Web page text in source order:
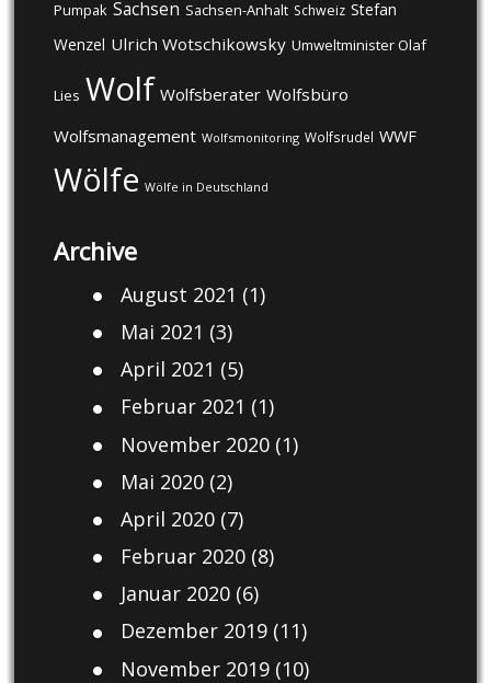
Pumpak Sachsen Sachsen-Anhalt Schweiz Stefan
Wenzel Ulrich Wotschikowsky Umweltminister Olaf
Lies Wolf Wolfsberater Wolfsbüro
Wolfsmanagement Wolfsmonitoring Wolfsrudel WWF
Wölfe Wölfe in Deutschland
Archive
August 2021 (1)
Mai 2021 (3)
April 2021 (5)
Februar 2021 (1)
November 2020(1)
Mai 2020(2)
April 2020(7)
Februar 2020(8)
Januar 2020(6)
Dezember 2019(11)
November 2019(10)